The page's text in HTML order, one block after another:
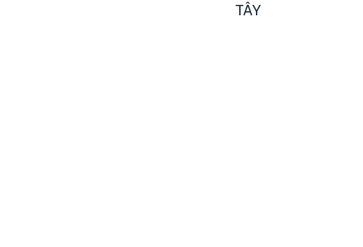
TÂY